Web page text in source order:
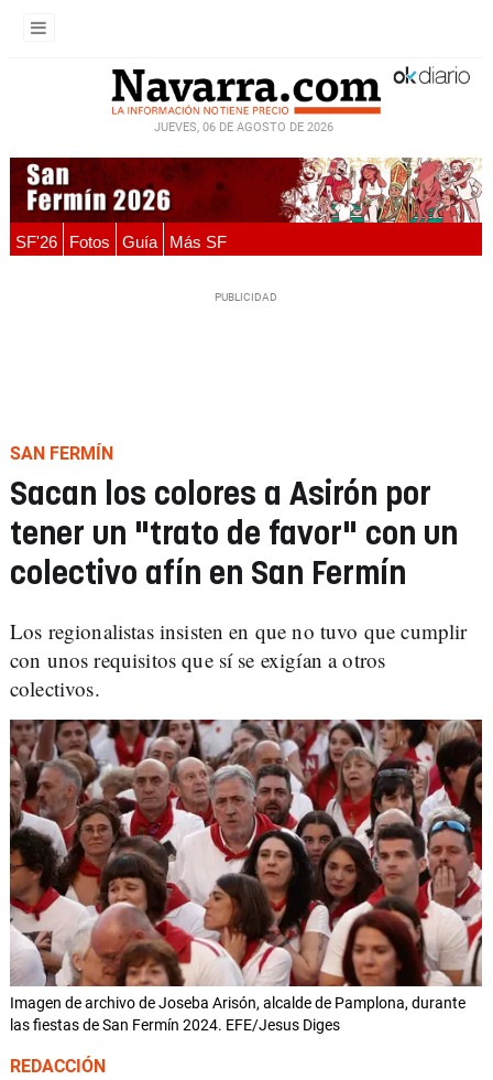
JUEVES, 06 DE AGOSTO DE 2026
SF'26 Fotos Guía Más SF
SAN FERMÍN
Sacan los colores a Asirón por
tener un "trato de favor" con un
colectivo afín en San Fermín
Los regionalistas insisten en que no tuvo que cumplir
con unos requisitos que sí se exigían a otros
colectivos.
Imagen de archivo de Joseba Arisón, alcalde de Pamplona, durante
las fiestas de San Fermín 2024. EFE/Jesus Diges
REDACCIÓN